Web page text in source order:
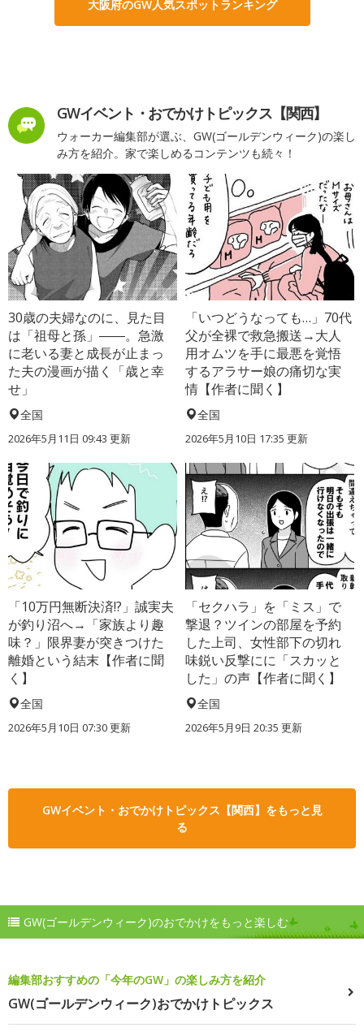
大阪府のGW人気スポットランキング
GWイベント・おでかけトピックス【関西】
ウォーカー編集部が選ぶ、GW(ゴールデンウィーク)の楽し
み方を紹介。家で楽しめるコンテンツも続々！
30歳の夫婦なのに、見た目
は「祖母と孫」――。急激
に老いる妻と成長が止まっ
た夫の漫画が描く「歳と幸
せ」
全国
2026年5月11日 09:43 更新
「いつどうなっても…」70代
父が全裸で救急搬送→大人
用オムツを手に最悪を覚悟
するアラサー娘の痛切な実
情【作者に聞く】
全国
2026年5月10日 17:35 更新
「10万円無断決済!?」誠実夫
が釣り沼へ→「家族より趣
味？」限界妻が突きつけた
離婚という結末【作者に聞
く】
全国
2026年5月10日 07:30 更新
「セクハラ」を「ミス」で
撃退？ツインの部屋を予約
した上司、女性部下の切れ
味鋭い反撃にに「スカッと
した」の声【作者に聞く】
全国
2026年5月9日 20:35 更新
GWイベント・おでかけトピックス【関西】をもっと見
る
GW(ゴールデンウィーク)のおでかけをもっと楽しむ
編集部おすすめの「今年のGW」の楽しみ方を紹介
GW(ゴールデンウィーク)おでかけトピックス